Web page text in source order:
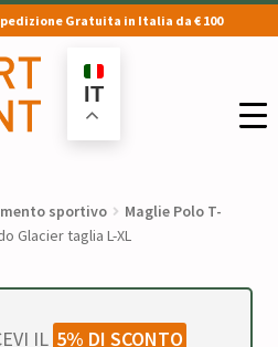
Gratuita in Italia da € 100
IT
sportivo
Maglie Polo T-
Glacier taglia L-XL
IL 5% DI SCONTO